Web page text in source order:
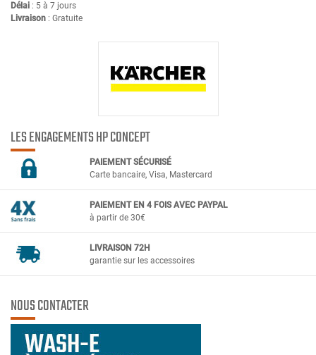
Délai : 5 à 7 jours
Livraison : Gratuite
LES ENGAGEMENTS HP CONCEPT
PAIEMENT SÉCURISÉ
Carte bancaire, Visa, Mastercard
PAIEMENT EN 4 FOIS AVEC PAYPAL
à partir de 30€
LIVRAISON 72H
garantie sur les accessoires
NOUS CONTACTER